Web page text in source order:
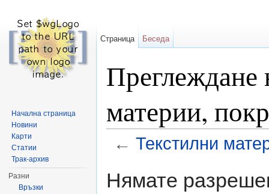
Преглеждане
материи,
← Текстилни
Нямате
Страница Беседа
Начална страница
Новини
Карти
Статии
Трак-архив
Разни
Връзки